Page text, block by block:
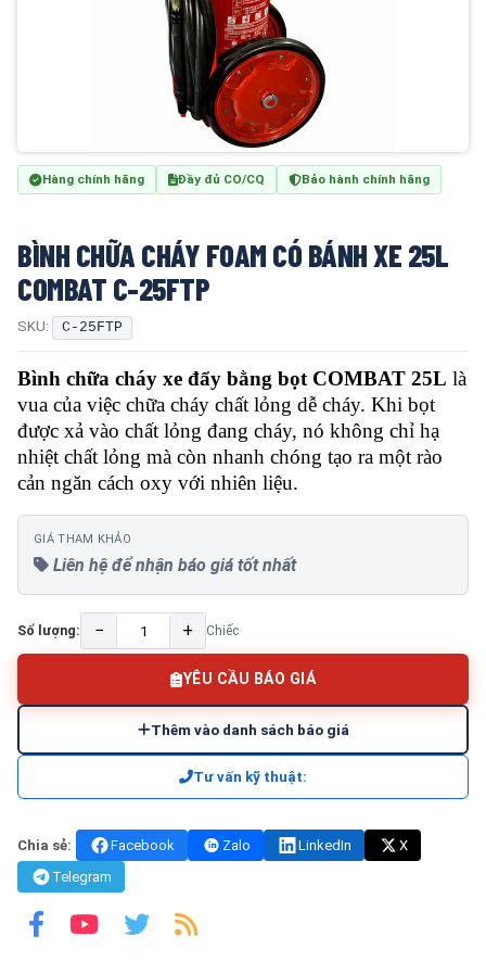
Hàng chính hãng Đầy đủ CO/CQ Bảo hành chính hãng
BÌNH CHỮA CHÁY FOAM CÓ BÁNH XE 25L
COMBAT C-25FTP
SKU: C-25FTP
Bình chữa cháy xe đẩy bằng bọt COMBAT 25L là
vua của việc chữa cháy chất lỏng dễ cháy. Khi bọt
được xả vào chất lỏng đang cháy, nó không chỉ hạ
nhiệt chất lỏng mà còn nhanh chóng tạo ra một rào
cản ngăn cách oxy với nhiên liệu.
GIÁ THAM KHẢO
Liên hệ để nhận báo giá tốt nhất
Số lượng: − + Chiếc
YÊU CẦU BÁO GIÁ
Thêm vào danh sách báo giá
Tư vấn kỹ thuật:
Chia sẻ: Facebook Zalo LinkedIn
X
Telegram